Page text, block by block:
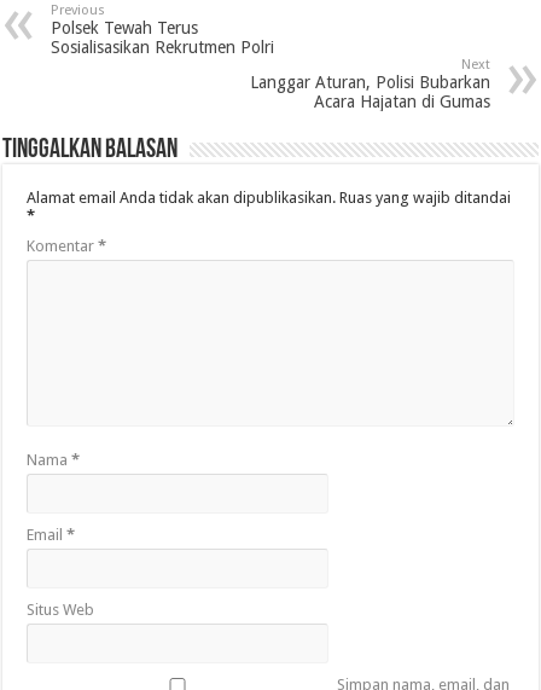
Previous
Polsek Tewah Terus
Sosialisasikan Rekrutmen Polri
Next
Langgar Aturan, Polisi Bubarkan
Acara Hajatan di Gumas
Tinggalkan Balasan
Alamat email Anda tidak akan dipublikasikan. Ruas yang wajib ditandai
*
Komentar*
Nama*
Email*
Situs Web
Simpan nama, email, dan